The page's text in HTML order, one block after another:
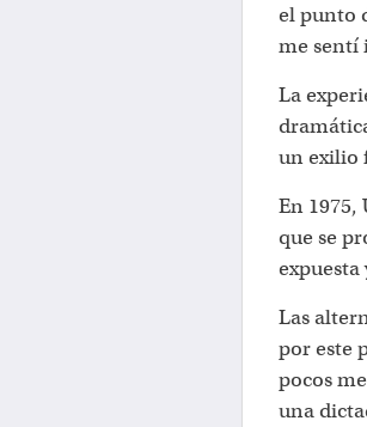
el punto
me sentí
La
un exilio
En 1975,
que se
Las
por este
pocos
una